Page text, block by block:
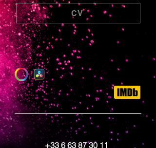
CV
+33 6 63 87 30 11